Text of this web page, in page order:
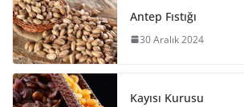
Antep Fıstığı
30 Aralık 2024
Kayısı Kurusu